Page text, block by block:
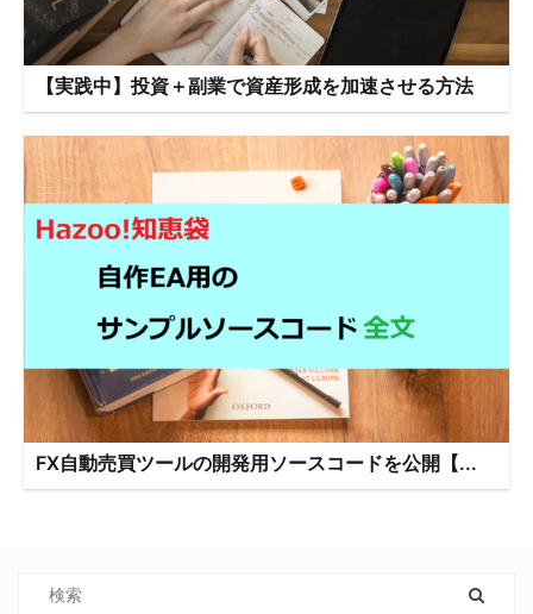
【実践中】投資＋副業で資産形成を加速させる方法
FX自動売買ツールの開発用ソースコードを公開【...